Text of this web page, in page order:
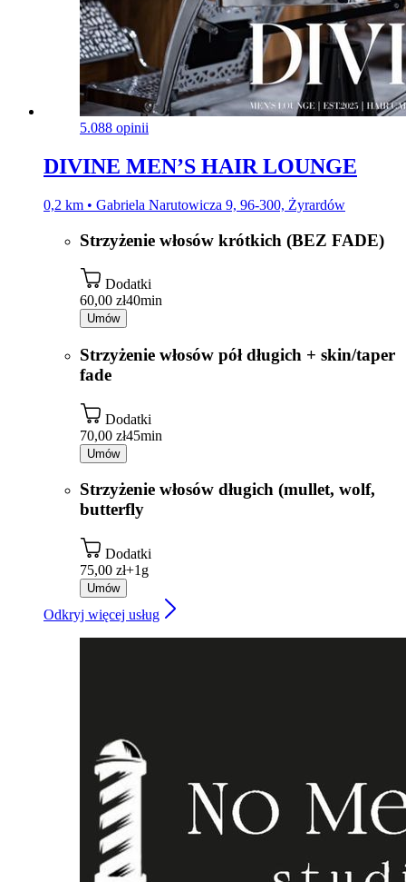
5.088 opinii
DIVINE MEN’S HAIR LOUNGE
0,2 km • Gabriela Narutowicza 9, 96-300, Żyrardów
Strzyżenie włosów krótkich (BEZ FADE)
Dodatki
60,00 zł40min
Umów
Strzyżenie włosów pół długich + skin/taper
fade
Dodatki
70,00 zł45min
Umów
Strzyżenie włosów długich (mullet, wolf,
butterfly
Dodatki
75,00 zł+1g
Umów
Odkryj więcej usług